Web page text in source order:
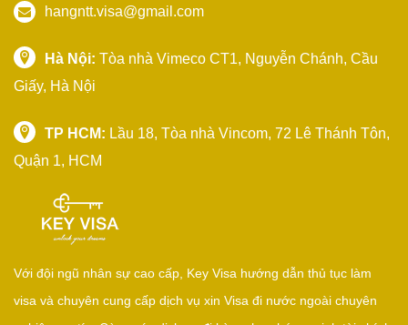
hangntt.visa@gmail.com
Hà Nội: Tòa nhà Vimeco CT1, Nguyễn Chánh, Cầu
Giấy, Hà Nội
TP HCM: Lầu 18, Tòa nhà Vincom, 72 Lê Thánh Tôn,
Quận 1, HCM
Với đội ngũ nhân sự cao cấp, Key Visa hướng dẫn thủ tục làm
visa và chuyên cung cấp dịch vụ xin Visa đi nước ngoài chuyên